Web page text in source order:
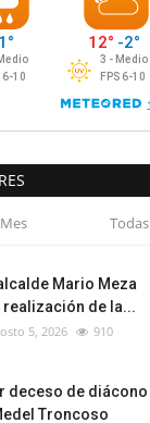
Todas
Mario Meza
de la...
5, 2026 910
deceso de diácono
Troncoso